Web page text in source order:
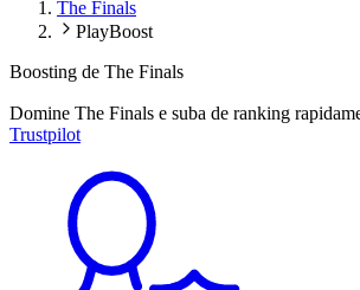
The Finals
PlayBoost
Boosting de The Finals
Domine The Finals e suba de ranking
Trustpilot